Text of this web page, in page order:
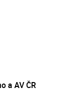
a AV ČR